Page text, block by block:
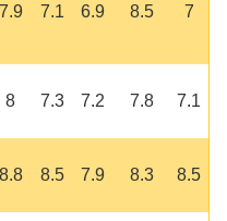
7.9 7.1 6.9 8.5 7
8 7.3 7.2 7.8 7.1
8.8 8.5 7.9 8.3 8.5